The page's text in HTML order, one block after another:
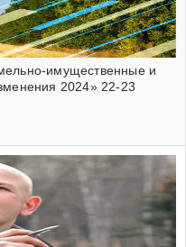
имущественные и
2024» 22-23